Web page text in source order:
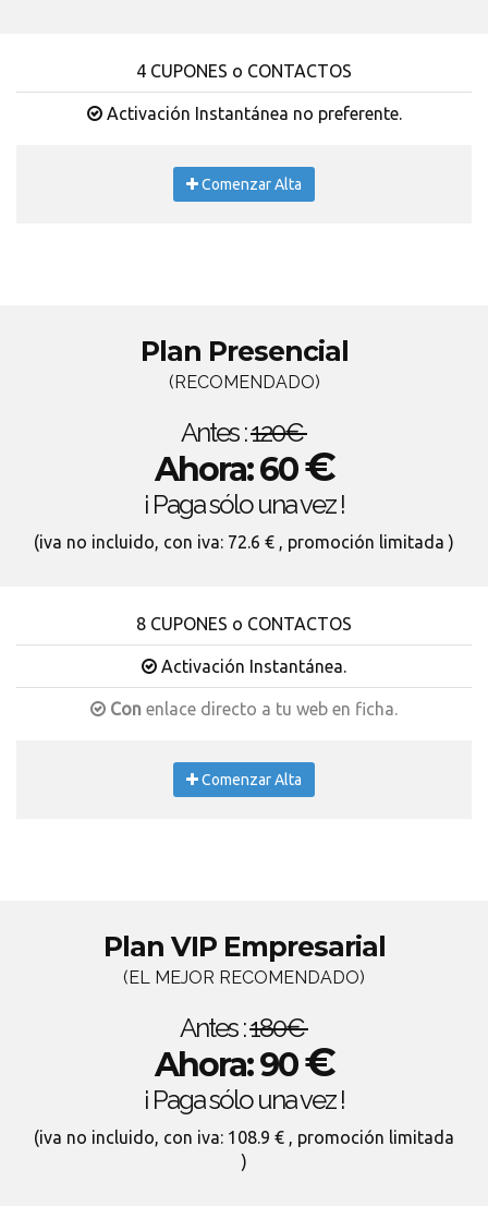
4 CUPONES o CONTACTOS
Activación Instantánea no preferente.
Comenzar Alta
Plan Presencial
(RECOMENDADO)
Antes :120€
Ahora: 60€
¡ Paga sólo una vez !
(iva no incluido, con iva: 72.6 € , promoción limitada )
8 CUPONES o CONTACTOS
Activación Instantánea.
Con enlace directo a tu web en ficha.
Comenzar Alta
Plan VIP Empresarial
(EL MEJOR RECOMENDADO)
Antes :180€
Ahora: 90€
¡ Paga sólo una vez !
(iva no incluido, con iva: 108.9 € , promoción limitada
)